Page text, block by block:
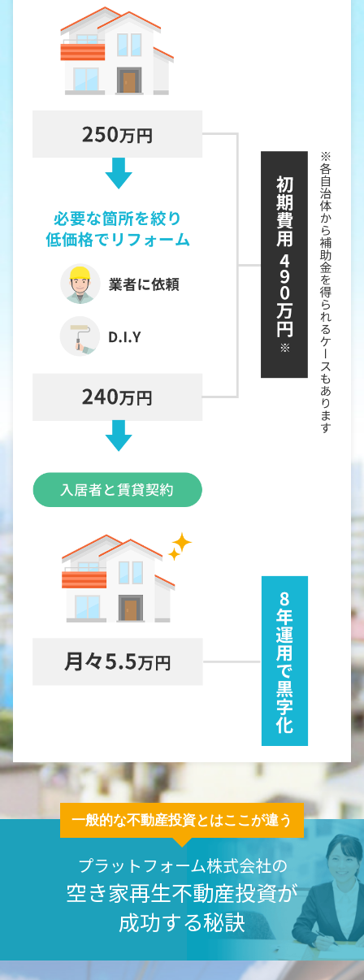
一般的な不動産投資とはここが違う
プラットフォーム株式会社の
空き家再生不動産投資が
成功する秘訣